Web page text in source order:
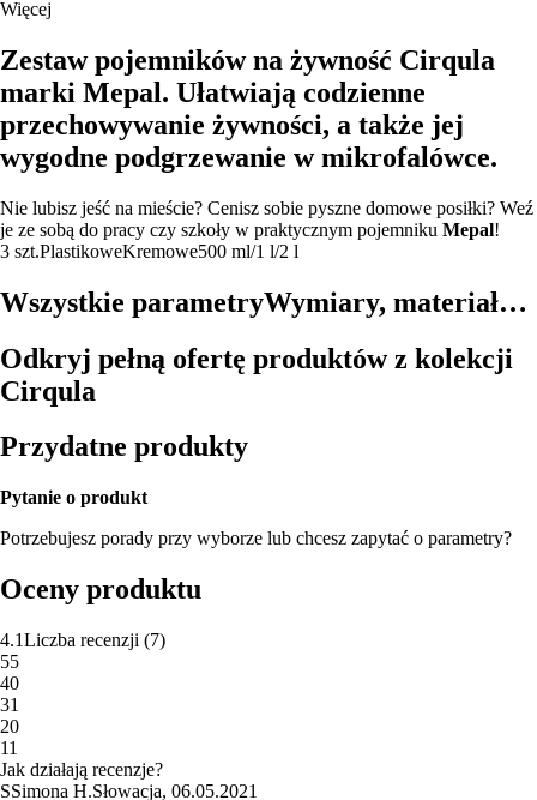
Więcej
Zestaw pojemników na żywność Cirqula
marki Mepal. Ułatwiają codzienne
przechowywanie żywności, a także jej
wygodne podgrzewanie w mikrofalówce.
Nie lubisz jeść na mieście? Cenisz sobie pyszne domowe posiłki? Weź
je ze sobą do pracy czy szkoły w praktycznym pojemniku Mepal!
3 szt.PlastikoweKremowe500 ml/1 l/2 l
Wszystkie parametryWymiary, materiał…
Odkryj pełną ofertę produktów z kolekcji
Cirqula
Przydatne produkty
Pytanie o produkt
Potrzebujesz porady przy wyborze lub chcesz zapytać o parametry?
Oceny produktu
4.1Liczba recenzji (7)
55
40
31
20
11
Jak działają recenzje?
SSimona H.Słowacja, 06.05.2021